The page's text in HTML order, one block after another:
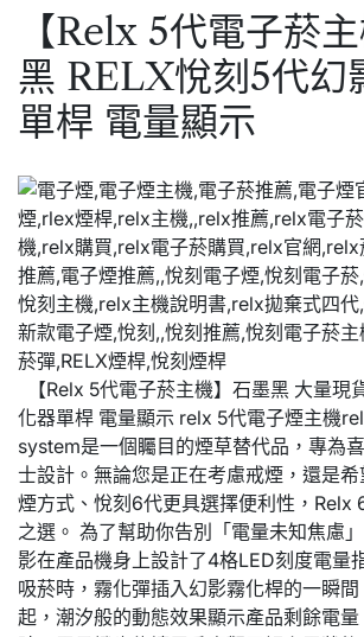
【Relx 5代電子菸
黑 RELX悅刻5代幻
單桿 電量顯示
【Relx 5代電子菸主機】石墨黑 大量現
化器單桿 電量顯示 relx 5代電子煙主機
system是一個矚目的煙草替代品，專為
士設計。無論您是正在考慮戒煙，還是
煙方式、悅刻6代更具選擇便利性，Relx
之選。 為了幫助你告別「電量未知焦慮
影在產品機身上設計了4格LED刻度電量
吸菸時，霧化彈插入幻影霧化桿的一瞬
起，潮汐般的動態效果顯示產品剩餘電